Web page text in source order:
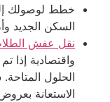
خطط لوصولك إلى
السكن الجديد وأن
نقل عفش الطلاب
واقتصادية إذا تم
الحلول المتاحة.
الاستعانة بعروض